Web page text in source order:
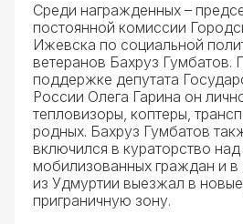
Среди награжденных –
постоянной комиссии
Ижевска по социальной
ветеранов Бахруз Гумбатов.
поддержке депутата
России Олега Гарина он
тепловизоры, коптеры,
родных. Бахруз Гумбатов
включился в кураторство
мобилизованных граждан и в
из Удмуртии выезжал в
приграничную зону.